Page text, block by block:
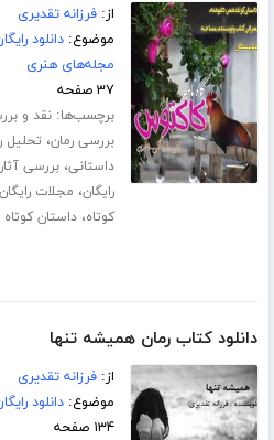
از:فرزانه تقدیری
موضوع:دانلود
مجله‌های هنری
۳۷ صفحه
برچسب‌ها:نقد و
بررسی رمان، تحلیل
داستانی،بررسی
رایگان، مجلات رایگان
کوتاه،داستان کوتاه
دانلود کتاب رمان همیشه تنها
از:فرزانه تقدیری
موضوع:دانلود
۱۳۴ صفحه